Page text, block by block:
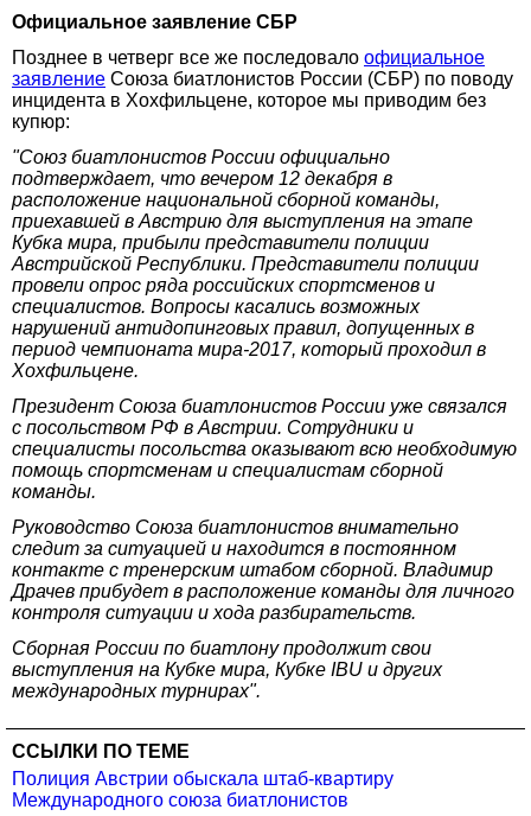
Официальное заявление СБР
Позднее в четверг все же последовало официальное
заявление Союза биатлонистов России (СБР) по поводу
инцидента в Хохфильцене, которое мы приводим без
купюр:
"Союз биатлонистов России официально
подтверждает, что вечером 12 декабря в
расположение национальной сборной команды,
приехавшей в Австрию для выступления на этапе
Кубка мира, прибыли представители полиции
Австрийской Республики. Представители полиции
провели опрос ряда российских спортсменов и
специалистов. Вопросы касались возможных
нарушений антидопинговых правил, допущенных в
период чемпионата мира-2017, который проходил в
Хохфильцене.
Президент Союза биатлонистов России уже связался
с посольством РФ в Австрии. Сотрудники и
специалисты посольства оказывают всю необходимую
помощь спортсменам и специалистам сборной
команды.
Руководство Союза биатлонистов внимательно
следит за ситуацией и находится в постоянном
контакте с тренерским штабом сборной. Владимир
Драчев прибудет в расположение команды для личного
контроля ситуации и хода разбирательств.
Сборная России по биатлону продолжит свои
выступления на Кубке мира, Кубке IBU и других
международных турнирах".
ССЫЛКИ ПО ТЕМЕ
Полиция Австрии обыскала штаб-квартиру
Международного союза биатлонистов